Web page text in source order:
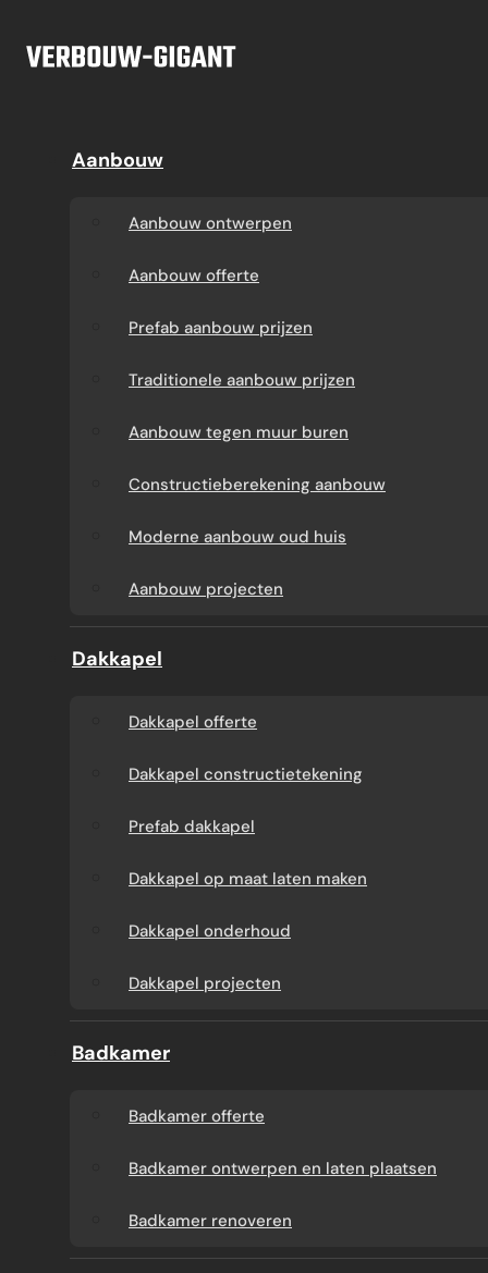
Aanbouw
Aanbouw offerte
Prefab aanbouw
prijzen
Traditionele aanbouw
prijzen
Aanbouw tegen muur
buren
Constructieberekening
Moderne aanbouw
Prefab dakkapel
laten maken
Dakkapel
Dakkapel projecten
Aanbouw
Aanbouw ontwerpen
Aanbouw offerte
Prefab aanbouw prijzen
Traditionele aanbouw prijzen
Aanbouw tegen muur buren
Constructieberekening aanbouw
Moderne aanbouw oud huis
Aanbouw projecten
Dakkapel
Dakkapel offerte
Dakkapel constructietekening
Prefab dakkapel
Dakkapel op maat laten maken
Dakkapel onderhoud
Dakkapel projecten
Badkamer
Badkamer offerte
Badkamer ontwerpen en laten plaatsen
Badkamer renoveren